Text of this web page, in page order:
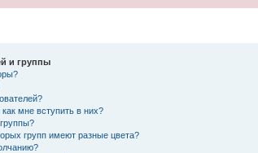
и группы
мне вступить в них?
групп имеют разные цвета?